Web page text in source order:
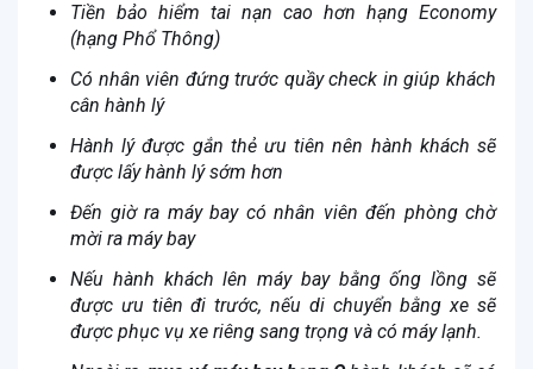
Tiền bảo hiểm tai nạn cao hơn hạng Economy
(hạng Phổ Thông)
Có nhân viên đứng trước quầy check in giúp khách
cân hành lý
Hành lý được gắn thẻ ưu tiên nên hành khách sẽ
được lấy hành lý sớm hơn
Đến giờ ra máy bay có nhân viên đến phòng chờ
mời ra máy bay
Nếu hành khách lên máy bay bằng ống lồng sẽ
được ưu tiên đi trước, nếu di chuyển bằng xe sẽ
được phục vụ xe riêng sang trọng và có máy lạnh.